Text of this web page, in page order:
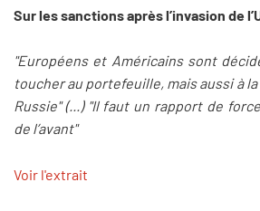
Sur les sanctions après l’invasion de
"Européens et Américains sont
toucher au portefeuille, mais aussi à
Russie" (...) "Il faut un rapport de
de l’avant"
Voir l'extrait